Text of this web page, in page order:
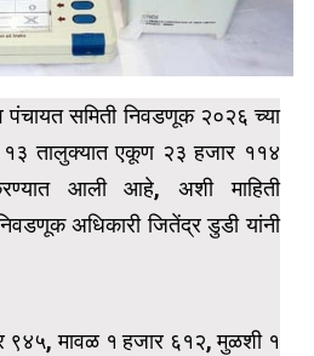
पंचायत समिती निवडणूक २०२६ च्या
१३ तालुक्यात एकूण २३ हजार ११४
आली आहे, अशी माहिती
निवडणूक अधिकारी जितेंद्र डुडी यांनी
९४५, मावळ १ हजार ६१२, मुळशी १